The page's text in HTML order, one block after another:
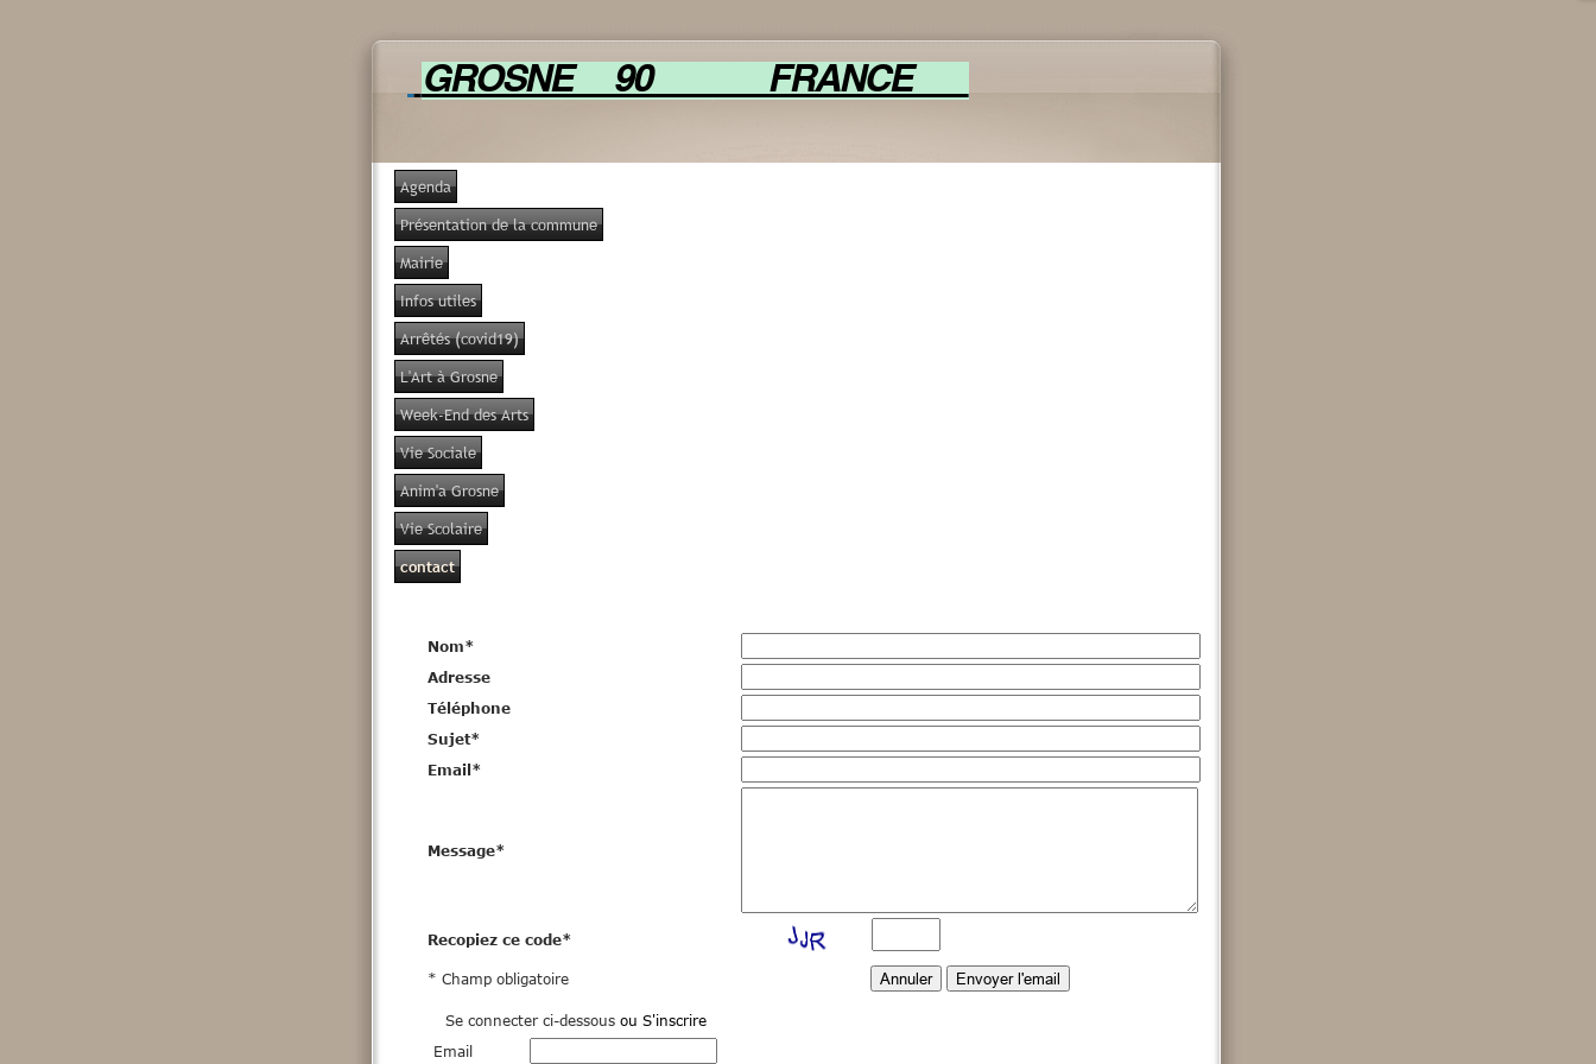
GROSNE 90 FRANCE
Agenda
Présentation de la commune
Mairie
Infos utiles
Arrêtés (covid19)
L'Art à Grosne
Week-End des Arts
Vie Sociale
Anim'a Grosne
Vie Scolaire
contact
Nom*
Adresse
Téléphone
Sujet*
Email *
Message*
Recopiez ce code*
* Champ obligatoire
Se connecter ci-dessous ou S'inscrire
Email